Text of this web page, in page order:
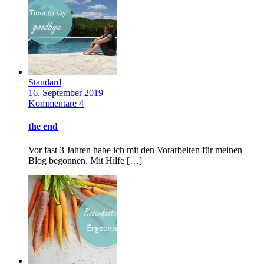
Standard
16. September 2019
Kommentare 4
the end
Vor fast 3 Jahren habe ich mit den Vorarbeiten für meinen
Blog begonnen. Mit Hilfe […]